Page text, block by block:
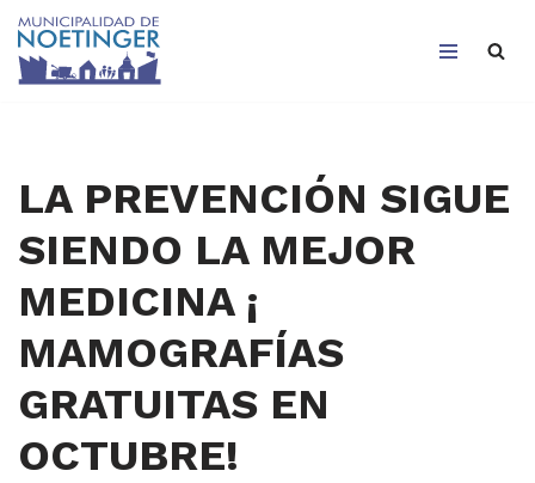
Saltar
LA PREVENCIÓN SIGUE
SIENDO LA MEJOR
MEDICINA ¡
MAMOGRAFÍAS
GRATUITAS EN
OCTUBRE!